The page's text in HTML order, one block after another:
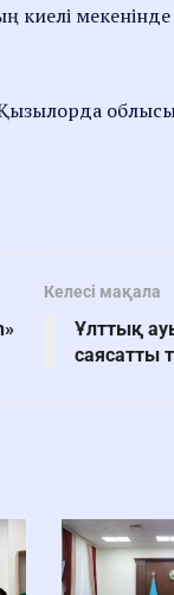
мекенінде
Келесі мақала
Ұлттық
саясатты